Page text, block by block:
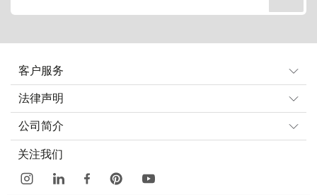
客户服务
法律声明
公司简介
关注我们